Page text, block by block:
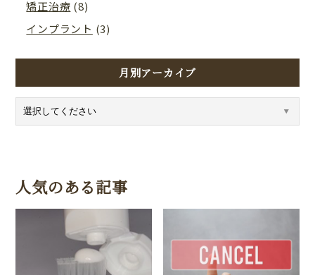
矯正治療 (8)
インプラント (3)
月別アーカイブ
人気のある記事